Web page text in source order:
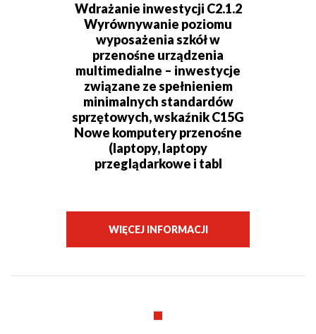
Wdrażanie inwestycji C2.1.2
Wyrównywanie poziomu
wyposażenia szkół w
przenośne urządzenia
multimedialne – inwestycje
związane ze spełnieniem
minimalnych standardów
sprzętowych, wskaźnik C15G
Nowe komputery przenośne
(laptopy, laptopy
przeglądarkowe i tabl
WIĘCEJ INFORMACJI